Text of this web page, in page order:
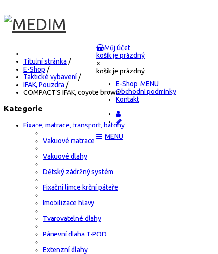
Můj účet
košík je prázdný
×
košík je prázdný
E-Shop
Obchodní podmínky
Kontakt
Titulní stránka /
E-Shop /
Taktické vybavení /
IFAK, Pouzdra /
COMPACT’S IFAK, coyote brown
Kategorie
Fixace, matrace, transport, batohy
Vakuové matrace
Vakuové dlahy
Dětský zádržný systém
Fixační límce krční páteře
Imobilizace hlavy
Tvarovatelné dlahy
Pánevní dlaha T-POD
Extenzní dlahy